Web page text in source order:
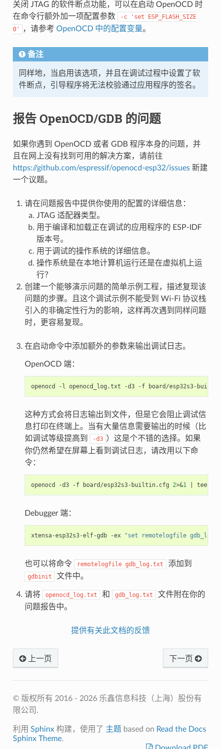
关闭 JTAG 的软件断点功能，可以在启动 OpenOCD 时
在命令行额外加一项配置参数
-c 'set
ESP_FLASH_SIZE
0'
，请参考 OpenOCD 中的配置变量。
备注
同样地，当启用该选项，并且在调试过程中设置了软
件断点，引导程序将无法校验通过应用程序的签名。
报告 OpenOCD/GDB 的问题
如果你遇到 OpenOCD 或者 GDB 程序本身的问题，并
且在网上没有找到可用的解决方案，请前往
https://github.com/espressif/openocd-esp32/issues新建
一个议题。
请在问题报告中提供你使用的配置的详细信息：
JTAG 适配器类型。
用于编译和加载正在调试的应用程序的 ESP-IDF
版本号。
用于调试的操作系统的详细信息。
操作系统是在本地计算机运行还是在虚拟机上运
行？
创建一个能够演示问题的简单示例工程，描述复现该
问题的步骤。且这个调试示例不能受到 Wi-Fi 协议栈
引入的非确定性行为的影响，这样再次遇到同样问题
时，更容易复现。
在启动命令中添加额外的参数来输出调试日志。
OpenOCD 端：
这种方式会将日志输出到文件，但是它会阻止调试信
息打印在终端上。当有大量信息需要输出的时候（比
如调试等级提高到
-d3 ）这是个不错的选择。如果
你仍然希望在屏幕上看到调试日志，请改用以下命
令：
openocd -d3 -f board/esp32s3-builtin.cfg 2>&1
Debugger 端：
xtensa-esp32s3-elf-gdb -ex "set remotelogfile
也可以将命令 remotelogfile gdb_log.txt 添加到
gdbinit 文件中。
请将 openocd_log.txt 和 gdb_log.txt
文件附在你的
问题报告中。
提供有关此文档的反馈
上一页 下一页
© 版权所有 2016 - 2026 乐鑫信息科技（上海）股份有
限公司.
利用 Sphinx构建，使用了 主题 based on Read the Docs
Sphinx Theme.